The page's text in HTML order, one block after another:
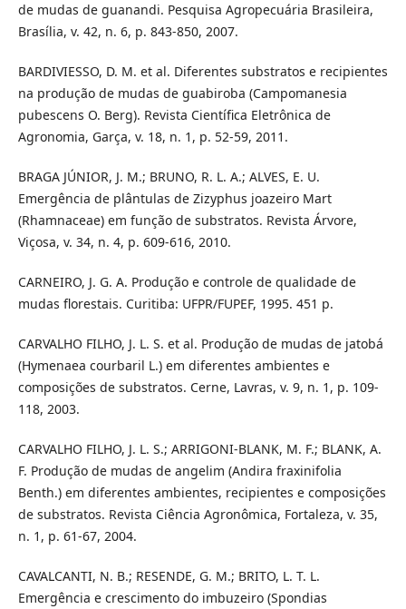
de mudas de guanandi. Pesquisa Agropecuária Brasileira,
Brasília, v. 42, n. 6, p. 843-850, 2007.
BARDIVIESSO, D. M. et al. Diferentes substratos e recipientes
na produção de mudas de guabiroba (Campomanesia
pubescens O. Berg). Revista Científica Eletrônica de
Agronomia, Garça, v. 18, n. 1, p. 52-59, 2011.
BRAGA JÚNIOR, J. M.; BRUNO, R. L. A.; ALVES, E. U.
Emergência de plântulas de Zizyphus joazeiro Mart
(Rhamnaceae) em função de substratos. Revista Árvore,
Viçosa, v. 34, n. 4, p. 609-616, 2010.
CARNEIRO, J. G. A. Produção e controle de qualidade de
mudas florestais. Curitiba: UFPR/FUPEF, 1995. 451 p.
CARVALHO FILHO, J. L. S. et al. Produção de mudas de jatobá
(Hymenaea courbaril L.) em diferentes ambientes e
composições de substratos. Cerne, Lavras, v. 9, n. 1, p. 109-
118, 2003.
CARVALHO FILHO, J. L. S.; ARRIGONI-BLANK, M. F.; BLANK, A.
F. Produção de mudas de angelim (Andira fraxinifolia
Benth.) em diferentes ambientes, recipientes e composições
de substratos. Revista Ciência Agronômica, Fortaleza, v. 35,
n. 1, p. 61-67, 2004.
CAVALCANTI, N. B.; RESENDE, G. M.; BRITO, L. T. L.
Emergência e crescimento do imbuzeiro (Spondias